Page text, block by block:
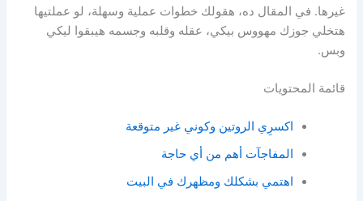
غيرها. في المقال ده، هقولك خطوات عملية وسهلة، لو عملتيها
هتخلي جوزك مهووس بيكي، عقله وقلبه وجسمه هيبقوا ليكي
وبس.
قائمة المحتويات
اكسرِي الروتين وكوني غير متوقعة
المفاجآت أهم من أي حاجة
اهتمي بشكلك ومظهرك في البيت